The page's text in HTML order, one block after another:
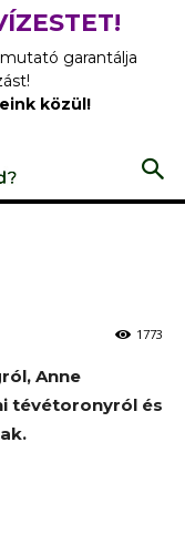
garantálja
közül!
1773
Anne
tévétoronyról és